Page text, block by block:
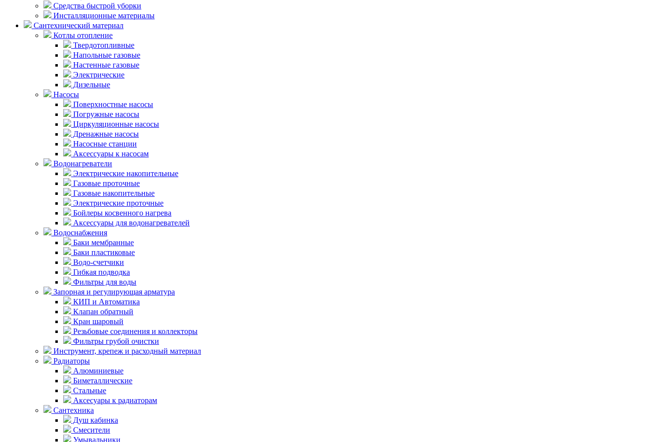
Средства быстрой уборки
Инсталляционные материалы
Сантехнический материал
Котлы отопление
Твердотопливные
Напольные газовые
Настенные газовые
Электрические
Дизельные
Насосы
Поверхностные насосы
Погружные насосы
Циркуляционные насосы
Дренажные насосы
Насосные станции
Аксессуары к насосам
Водонагреватели
Электрические накопительные
Газовые проточные
Газовые накопительные
Электрические проточные
Бойлеры косвенного нагрева
Аксессуары для водонагревателей
Водоснабжения
Баки мембранные
Баки пластиковые
Водо-счетчики
Гибкая подводка
Фильтры для воды
Запорная и регулирующая арматура
КИП и Автоматика
Клапан обратный
Кран шаровый
Резьбовые соединения и коллекторы
Фильтры грубой очистки
Инструмент, крепеж и расходный материал
Радиаторы
Алюминиевые
Биметаллические
Стальные
Аксесуары к радиаторам
Сантехника
Душ кабинка
Смесители
Умывальники